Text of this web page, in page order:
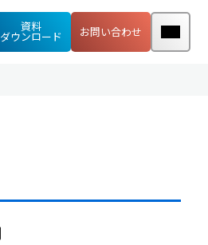
資料
ダウンロード
お問い合わせ